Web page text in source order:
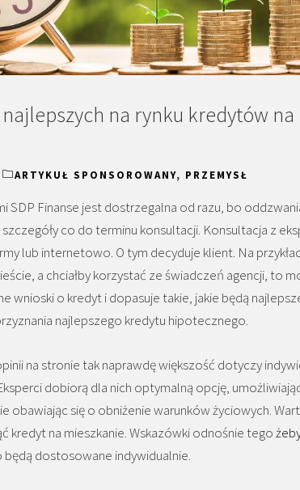
na rynku kredytów na
ARTYKUŁ SPONSOROWANY, PRZEMYSŁ
SDP Finanse jest dostrzegalna od razu, bo
co do terminu konsultacji. Konsultacja z
lub internetowo. O tym decyduje klient. Na
a chciałby korzystać ze świadczeń agencji, to
wnioski o kredyt i dopasuje takie, jakie będą
najlepszego kredytu hipotecznego.
na stronie tak naprawdę większość dotyczy
dobiorą dla nich optymalną opcję,
obawiając się o obniżenie warunków życiowych.
kredyt na mieszkanie. Wskazówki odnośnie tego
dostosowane indywidualnie.